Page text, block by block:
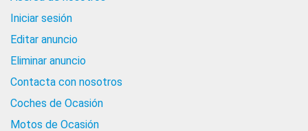
Iniciar sesión
Editar anuncio
Eliminar anuncio
Contacta con nosotros
Coches de Ocasión
Motos de Ocasión